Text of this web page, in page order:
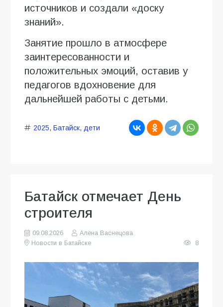
источников и создали «доску
знаний».
Занятие прошло в атмосфере
заинтересованности и
положительных эмоций, оставив у
педагогов вдохновение для
дальнейшей работы с детьми.
2025, Батайск, дети
Батайск отмечает День
строителя
09.08.2026
Алена Васнецова
Новости в Батайске
8